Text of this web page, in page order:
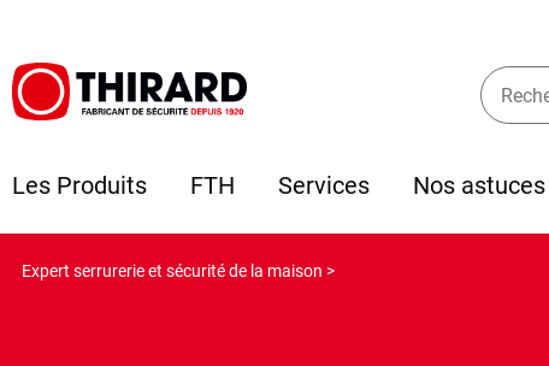
Les Produits FTH Services Nos astuces
Expert serrurerie et sécurité de la maison >